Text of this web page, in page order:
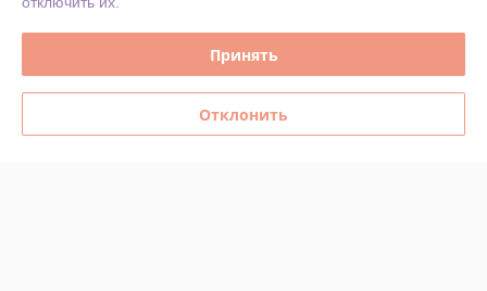
График работы
Принять
Отклонить